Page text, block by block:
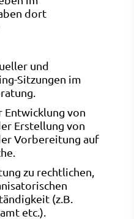
dort
und
Sitzungen im
Entwicklung von
Erstellung von
Vorbereitung auf
zu rechtlichen,
(z.B.
etc.).